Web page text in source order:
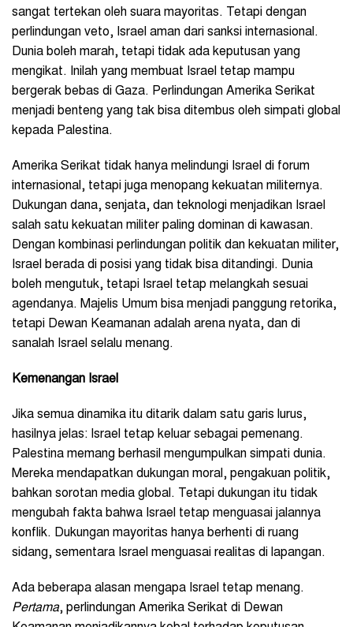
sangat tertekan oleh suara mayoritas. Tetapi dengan
perlindungan veto, Israel aman dari sanksi internasional.
Dunia boleh marah, tetapi tidak ada keputusan yang
mengikat. Inilah yang membuat Israel tetap mampu
bergerak bebas di Gaza. Perlindungan Amerika Serikat
menjadi benteng yang tak bisa ditembus oleh simpati global
kepada Palestina.
Amerika Serikat tidak hanya melindungi Israel di forum
internasional, tetapi juga menopang kekuatan militernya.
Dukungan dana, senjata, dan teknologi menjadikan Israel
salah satu kekuatan militer paling dominan di kawasan.
Dengan kombinasi perlindungan politik dan kekuatan militer,
Israel berada di posisi yang tidak bisa ditandingi. Dunia
boleh mengutuk, tetapi Israel tetap melangkah sesuai
agendanya. Majelis Umum bisa menjadi panggung retorika,
tetapi Dewan Keamanan adalah arena nyata, dan di
sanalah Israel selalu menang.
Kemenangan Israel
Jika semua dinamika itu ditarik dalam satu garis lurus,
hasilnya jelas: Israel tetap keluar sebagai pemenang.
Palestina memang berhasil mengumpulkan simpati dunia.
Mereka mendapatkan dukungan moral, pengakuan politik,
bahkan sorotan media global. Tetapi dukungan itu tidak
mengubah fakta bahwa Israel tetap menguasai jalannya
konflik. Dukungan mayoritas hanya berhenti di ruang
sidang, sementara Israel menguasai realitas di lapangan.
Ada beberapa alasan mengapa Israel tetap menang.
Pertama, perlindungan Amerika Serikat di Dewan